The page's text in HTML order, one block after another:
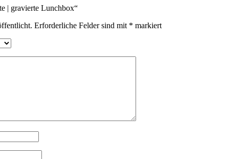
| gravierte Lunchbox“
Erforderliche Felder sind mit * markiert